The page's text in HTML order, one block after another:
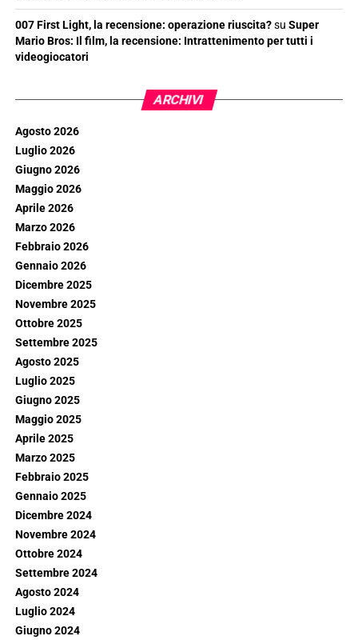
007 First Light, la recensione: operazione riuscita?su Super
Mario Bros: Il film, la recensione: Intrattenimento per tutti i
videogiocatori
ARCHIVI
Agosto 2026
Luglio 2026
Giugno 2026
Maggio 2026
Aprile 2026
Marzo 2026
Febbraio 2026
Gennaio 2026
Dicembre 2025
Novembre 2025
Ottobre 2025
Settembre 2025
Agosto 2025
Luglio 2025
Giugno 2025
Maggio 2025
Aprile 2025
Marzo 2025
Febbraio 2025
Gennaio 2025
Dicembre 2024
Novembre 2024
Ottobre 2024
Settembre 2024
Agosto 2024
Luglio 2024
Giugno 2024